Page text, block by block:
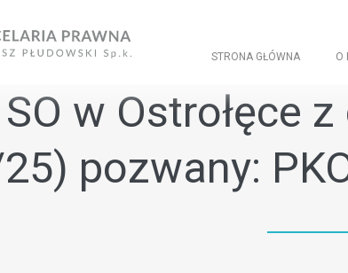
STRONA GŁÓWNA O
w Ostrołęce
pozwany: